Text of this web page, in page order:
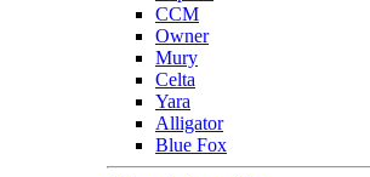
CCM
Owner
Mury
Celta
Yara
Alligator
Blue Fox